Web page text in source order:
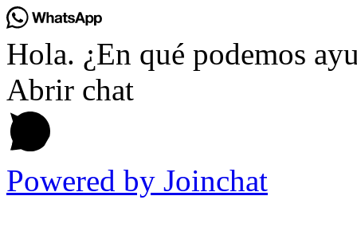
Hola. ¿En qué podemos
Abrir chat
Powered by Joinchat